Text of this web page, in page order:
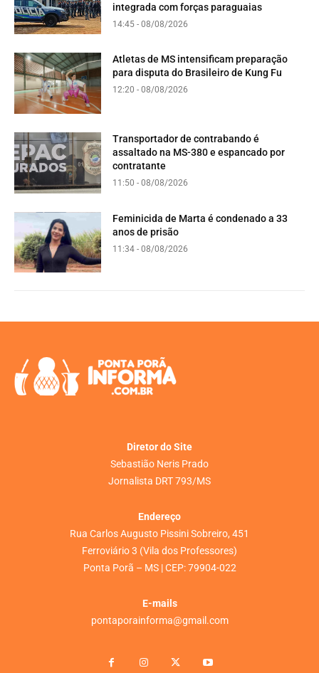
integrada com forças paraguaias
14:45 - 08/08/2026
Atletas de MS intensificam preparação
para disputa do Brasileiro de Kung Fu
12:20 - 08/08/2026
Transportador de contrabando é
assaltado na MS-380 e espancado por
contratante
11:50 - 08/08/2026
Feminicida de Marta é condenado a 33
anos de prisão
11:34 - 08/08/2026
Diretor do Site
Sebastião Neris Prado
Jornalista DRT 793/MS
Endereço
Rua Carlos Augusto Pissini Sobreiro, 451
Ferroviário 3 (Vila dos Professores)
Ponta Porã – MS | CEP: 79904-022
E-mails
pontaporainforma@gmail.com